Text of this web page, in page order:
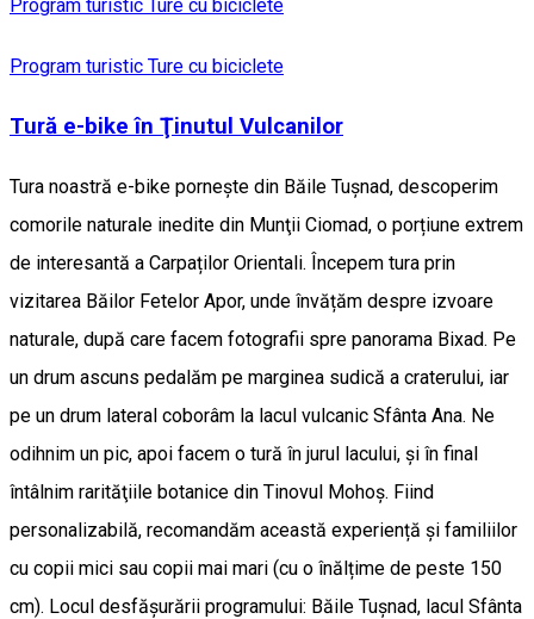
Program turistic Ture cu biciclete
Program turistic Ture cu biciclete
Tură e-bike în Ţinutul Vulcanilor
Tura noastră e-bike pornește din Băile Tușnad, descoperim
comorile naturale inedite din Munţii Ciomad, o porțiune extrem
de interesantă a Carpaților Orientali. Începem tura prin
vizitarea Băilor Fetelor Apor, unde învățăm despre izvoare
naturale, după care facem fotografii spre panorama Bixad. Pe
un drum ascuns pedalăm pe marginea sudică a craterului, iar
pe un drum lateral coborâm la lacul vulcanic Sfânta Ana. Ne
odihnim un pic, apoi facem o tură în jurul lacului, și în final
întâlnim rarităţiile botanice din Tinovul Mohoş. Fiind
personalizabilă, recomandăm această experiență și familiilor
cu copii mici sau copii mai mari (cu o înălțime de peste 150
cm). Locul desfășurării programului: Băile Tușnad, lacul Sfânta